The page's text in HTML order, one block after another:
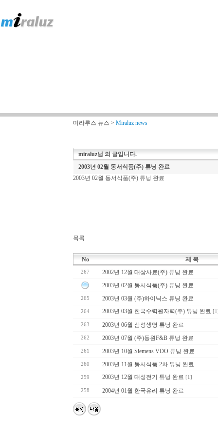
미라루스 뉴스 > Miraluz news
miraluz님 의 글입니다.
2003년 02월 동서식품(주) 튜닝 완료
2003년 02월 동서식품(주) 튜닝 완료
목록
No 제 목
267
2002년 12월 대상사료(주) 튜닝 완료
2003년 02월 동서식품(주) 튜닝 완료
265 2003년 03월 (주)하이닉스 튜닝 완료
264 2003년 03월 한국수력원자력(주) 튜닝 완료
263 2003년 06월 삼성생명 튜닝 완료
262 2003년 07월 (주)동원F&B 튜닝 완료
261 2003년 10월 Siemens VDO 튜닝 완료
260 2003년 11월 동서식품 2차 튜닝 완료
259 2003년 12월 대성전기 튜닝 완료 [1]
258 2004년 01월 한국유리 튜닝 완료